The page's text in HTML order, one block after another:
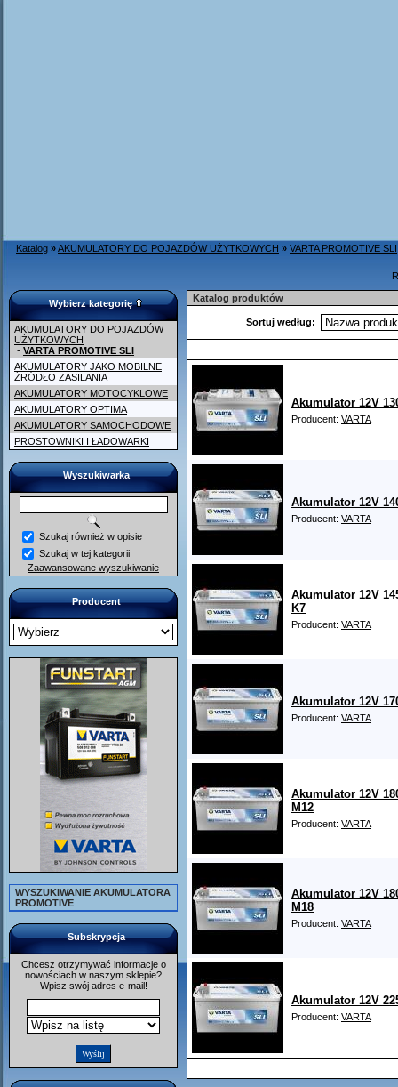
Katalog »AKUMULATORY DO POJAZDÓW UŻYTKOWYCH » VARTA PROMOTIVE SLI
Wybierz kategorię
AKUMULATORY DO POJAZDÓW
UŻYTKOWYCH
- VARTA PROMOTIVE SLI
AKUMULATORY JAKO MOBILNE
ŹRÓDŁO ZASILANIA
AKUMULATORY MOTOCYKLOWE
AKUMULATORY OPTIMA
AKUMULATORY SAMOCHODOWE
PROSTOWNIKI I ŁADOWARKI
Wyszukiwarka
Szukaj również w opisie
Szukaj w tej kategorii
Zaawansowane wyszukiwanie
Producent
WYSZUKIWANIE AKUMULATORA
PROMOTIVE
Subskrypcja
Chcesz otrzymywać informacje o
nowościach w naszym sklepie?
Wpisz swój adres e-mail!
Katalog produktów
Sortuj według:
Akumulator 12V
Producent: VARTA
Akumulator 12V
Producent: VARTA
Akumulator 12V
K7
Producent: VARTA
Akumulator 12V
Producent: VARTA
Akumulator 12V
M12
Producent: VARTA
Akumulator 12V
M18
Producent: VARTA
Akumulator 12V
Producent: VARTA